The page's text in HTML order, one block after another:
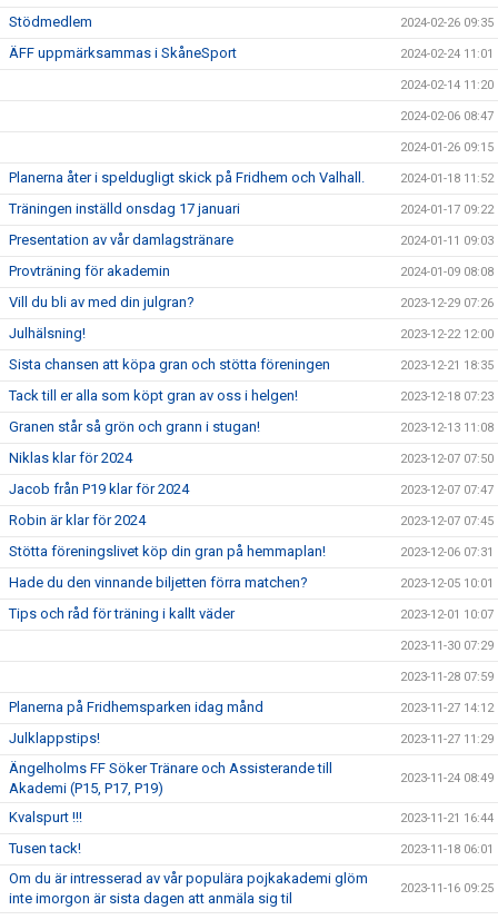
Stödmedlem 2024-02-26 09:35
ÄFF uppmärksammas i SkåneSport 2024-02-24 11:01
2024-02-14 11:20
2024-02-06 08:47
2024-01-26 09:15
Planerna åter i speldugligt skick på Fridhem och Valhall. 2024-01-18 11:52
Träningen inställd onsdag 17 januari 2024-01-17 09:22
Presentation av vår damlagstränare 2024-01-11 09:03
Provträning för akademin 2024-01-09 08:08
Vill du bli av med din julgran? 2023-12-29 07:26
Julhälsning! 2023-12-22 12:00
Sista chansen att köpa gran och stötta föreningen 2023-12-21 18:35
Tack till er alla som köpt gran av oss i helgen! 2023-12-18 07:23
Granen står så grön och grann i stugan! 2023-12-13 11:08
Niklas klar för 2024 2023-12-07 07:50
Jacob från P19 klar för 2024 2023-12-07 07:47
Robin är klar för 2024 2023-12-07 07:45
Stötta föreningslivet köp din gran på hemmaplan! 2023-12-06 07:31
Hade du den vinnande biljetten förra matchen? 2023-12-05 10:01
Tips och råd för träning i kallt väder 2023-12-01 10:07
2023-11-30 07:29
2023-11-28 07:59
Planerna på Fridhemsparken idag månd 2023-11-27 14:12
Julklappstips! 2023-11-27 11:29
Ängelholms FF Söker Tränare och Assisterande till
Akademi (P15, P17, P19)
2023-11-24 08:49
Kvalspurt !!! 2023-11-21 16:44
Tusen tack! 2023-11-18 06:01
Om du är intresserad av vår populära pojkakademi glöm
inte imorgon är sista dagen att anmäla sig til
2023-11-16 09:25